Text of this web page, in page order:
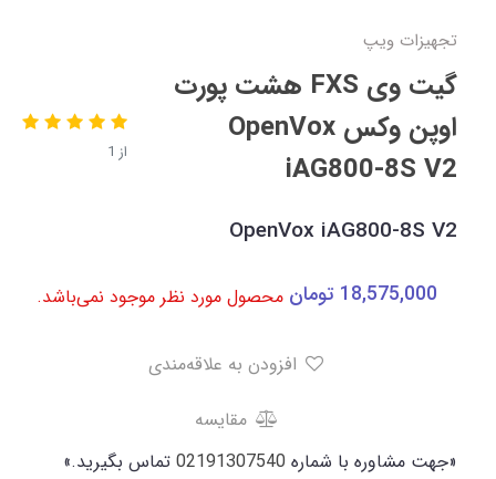
تجهیزات ویپ
گیت وی FXS هشت پورت
اوپن وکس OpenVox
iAG800-8S V2
از 1
OpenVox iAG800-8S V2
18,575,000 تومان محصول مورد نظر موجود نمی‌باشد.
مقایسه
«جهت مشاوره با شماره 02191307540 تماس بگیرید.»